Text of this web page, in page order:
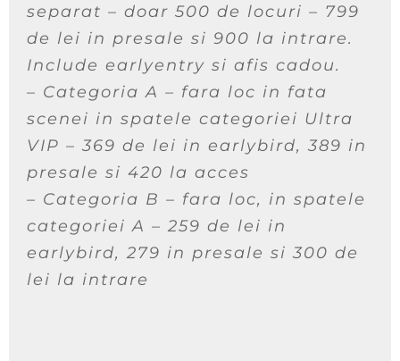
separat – doar 500 de locuri – 799
de lei in presale si 900 la intrare.
Include earlyentry si afis cadou.
– Categoria A – fara loc in fata
scenei in spatele categoriei Ultra
VIP – 369 de lei in earlybird, 389 in
presale si 420 la acces
– Categoria B – fara loc, in spatele
categoriei A – 259 de lei in
earlybird, 279 in presale si 300 de
lei la intrare